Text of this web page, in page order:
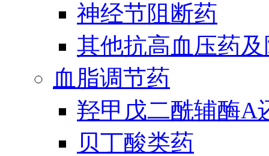
神经节阻断药
其他抗高血压药
血脂调节药
羟甲戊二酰辅酶A
贝丁酸类药